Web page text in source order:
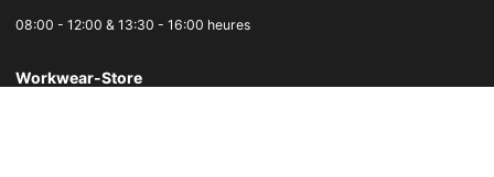
08:00 - 12:00 & 13:30 - 16:00 heures
Workwear-Store